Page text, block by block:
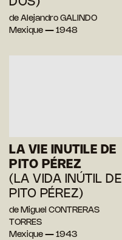
de Alejandro GALINDO
Mexique — 1948
LA VIE INUTILE DE
PITO PÉREZ
(LA VIDA INÚTIL DE
PITO PÉREZ)
de Miguel CONTRERAS
TORRES
Mexique — 1943